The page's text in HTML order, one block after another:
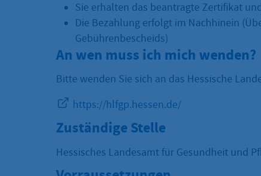
Sie erhalten das beantragte Zertifikat
Die Bezahlung erfolgt im Nachhinein
Gebührenbescheids)
An wen muss ich mich wenden?
Bitte wenden Sie sich an das Hessische
https://hlfgp.hessen.de/
Zuständige Stelle
Hessisches Landesamt für Gesundheit und